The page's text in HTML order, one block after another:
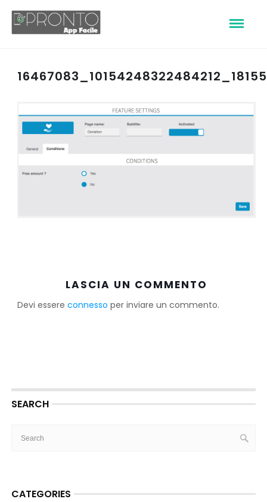
LASCIA UN COMMENTO
Devi essere connesso per inviare un commento.
SEARCH
CATEGORIES